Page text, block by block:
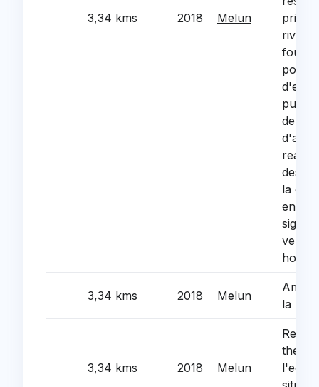
3,34 kms 2018 Melun
pose
de
des
la
en
3,34 kms 2018 Melun
la
3,34 kms 2018 Melun